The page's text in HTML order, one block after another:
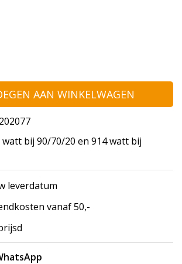
AAN WINKELWAGEN
bij 90/70/20 en 914 watt bij
leverdatum
vanaf 50,-